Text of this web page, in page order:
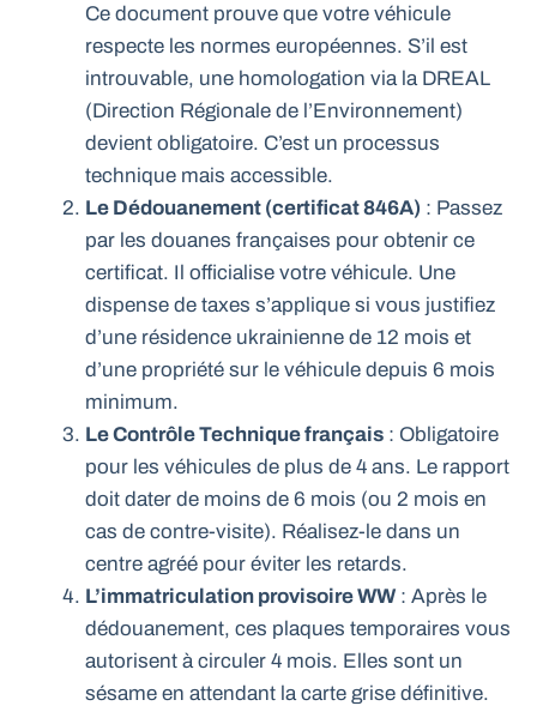
Ce document prouve que votre véhicule
respecte les normes européennes. S’il est
introuvable, une homologation via la DREAL
(Direction Régionale de l’Environnement)
devient obligatoire. C’est un processus
technique mais accessible.
Le Dédouanement (certificat 846A) : Passez
par les douanes françaises pour obtenir ce
certificat. Il officialise votre véhicule. Une
dispense de taxes s’applique si vous justifiez
d’une résidence ukrainienne de 12 mois et
d’une propriété sur le véhicule depuis 6 mois
minimum.
Le Contrôle Technique français : Obligatoire
pour les véhicules de plus de 4 ans. Le rapport
doit dater de moins de 6 mois (ou 2 mois en
cas de contre-visite). Réalisez-le dans un
centre agréé pour éviter les retards.
L’immatriculation provisoire WW : Après le
dédouanement, ces plaques temporaires vous
autorisent à circuler 4 mois. Elles sont un
sésame en attendant la carte grise définitive.